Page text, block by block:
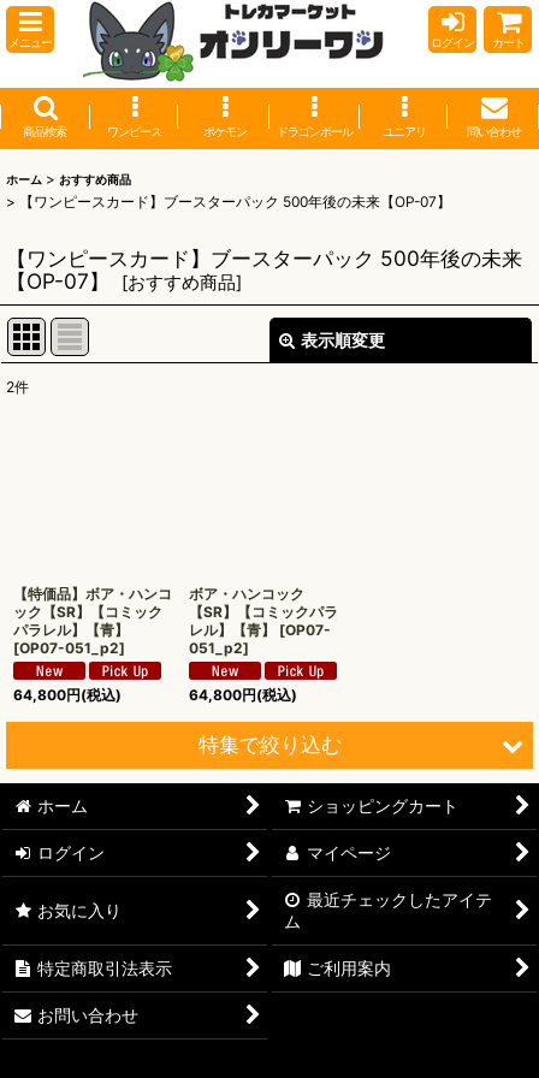
メニュー ログイン カート
商品検索 ワンピース ポケモン ドラゴンボール ユニアリ 問い合わせ
ホーム > おすすめ商品
> 【ワンピースカード】ブースターパック 500年後の未来【OP-07】
【ワンピースカード】ブースターパック 500年後の未来
【OP-07】
[おすすめ商品]
表示順変更
2件
【特価品】ボア・ハンコ
ック【SR】【コミック
パラレル】【青】
[OP07-051_p2]
64,800円(税込)
ボア・ハンコック
【SR】【コミックパラ
レル】【青】
[OP07-
051_p2]
64,800円(税込)
特集で絞り込む
【オリワン】オリジナルプレイマット
【ワンピースカード】ブースターパック
【ワンピースカード】ブースターパック 世界最強の戦士【OP-
【ワンピースカード】ブースターパック 神の島の冒険【OP-
ホーム ショッピングカート
ログイン マイページ
お気に入り
最近チェックしたアイテ
ム
特定商取引法表示 ご利用案内
お問い合わせ